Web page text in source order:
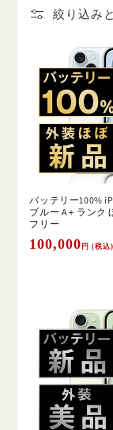
絞り込み
バッテリー100%
ブルー A＋ランク
フリー
通
100,000 円 (税込)